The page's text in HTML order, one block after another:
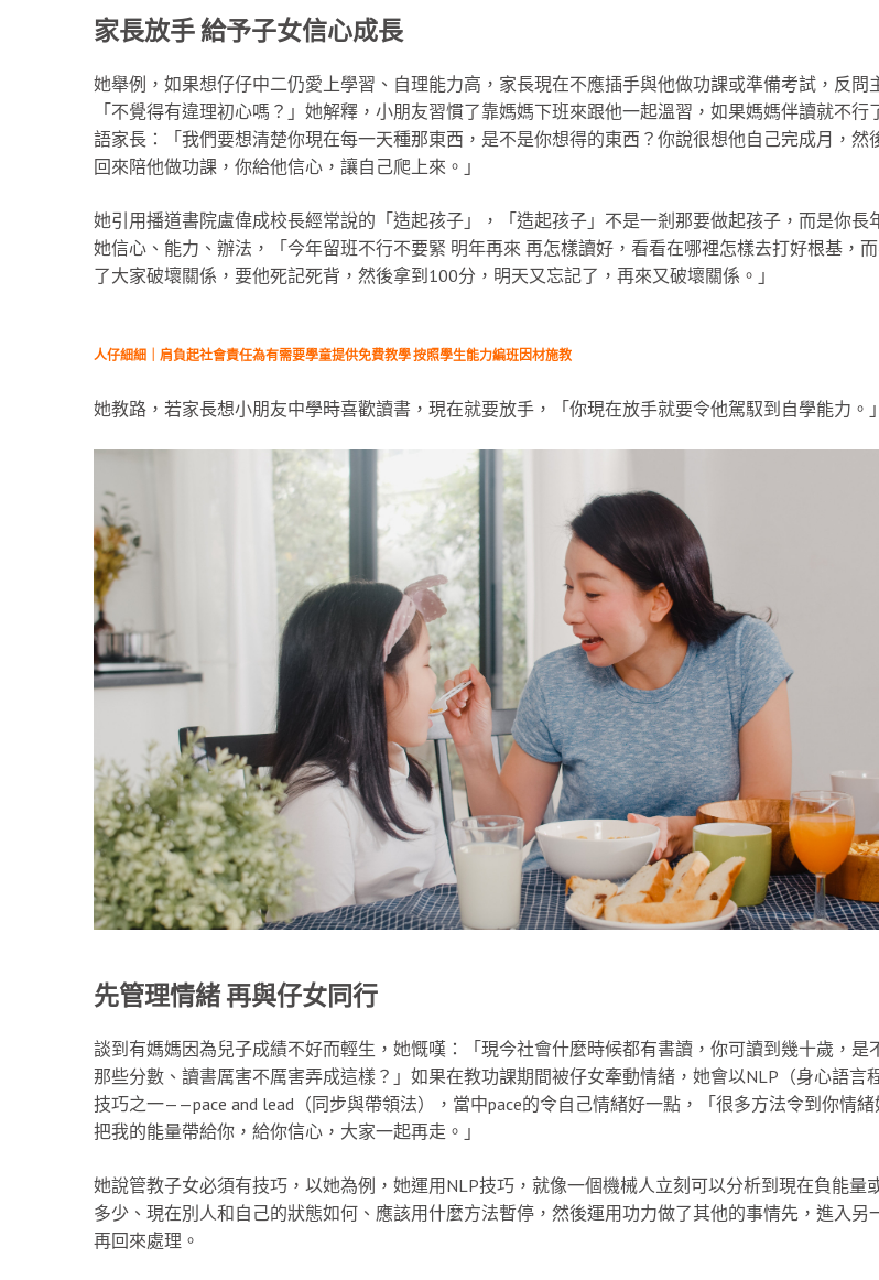
家長放手 給予子女信心成長
她舉例，如果想仔仔中二仍愛上學習、自理能力高，家長現在不應插手與他做功課或準備考試，反問
「不覺得有違理初心嗎？」她解釋，小朋友習慣了靠媽媽下班來跟他一起溫習，如果媽媽伴讀就不行
語家長：「我們要想清楚你現在每一天種那東西，是不是你想得的東西？你說很想他自己完成月，然
回來陪他做功課，你給他信心，讓自己爬上來。」
她引用播道書院盧偉成校長經常說的「造起孩子」，「造起孩子」不是一剎那要做起孩子，而是你長
她信心、能力、辦法，「今年留班不行不要緊 明年再來 再怎樣讀好，看看在哪裡怎樣去打好根基，
了大家破壞關係，要他死記死背，然後拿到100分，明天又忘記了，再來又破壞關係。」
人仔細細｜肩負起社會責任為有需要學童提供免費教學 按照學生能力編班因材施教
她教路，若家長想小朋友中學時喜歡讀書，現在就要放手，「你現在放手就要令他駕馭到自學能力。」
先管理情緒 再與仔女同行
談到有媽媽因為兒子成績不好而輕生，她慨嘆：「現今社會什麼時候都有書讀，你可讀到幾十歲，是
那些分數、讀書厲害不厲害弄成這樣？」如果在教功課期間被仔女牽動情緒，她會以NLP（身心語言程
技巧之一——pace and lead（同步與帶領法），當中pace的令自己情緒好一點，「很多方法令到你情
把我的能量帶給你，給你信心，大家一起再走。」
她說管教子女必須有技巧，以她為例，她運用NLP技巧，就像一個機械人立刻可以分析到現在負能量
多少、現在別人和自己的狀態如何、應該用什麼方法暫停，然後運用功力做了其他的事情先，進入另
再回來處理。